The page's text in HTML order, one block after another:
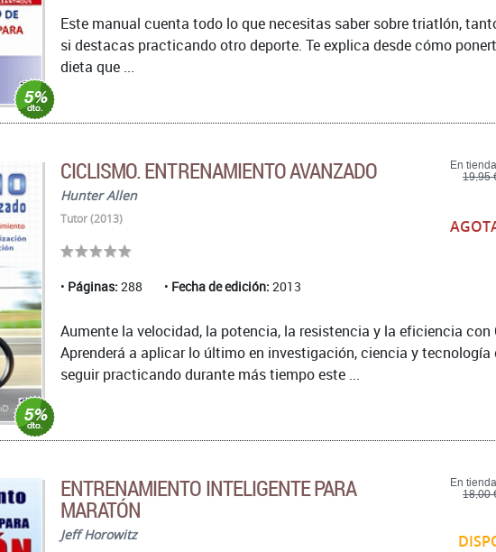
Este manual cuenta todo lo que necesitas saber sobre triatlón,
si destacas practicando otro deporte. Te explica desde cómo
dieta que ...
CICLISMO. ENTRENAMIENTO AVANZADO
Hunter Allen
Tutor (2013)
Páginas: 288 Fecha de edición: 2013
En
19,95
Aumente la velocidad, la potencia, la resistencia y la eficiencia
Aprenderá a aplicar lo último en investigación, ciencia y
seguir practicando durante más tiempo este ...
ENTRENAMIENTO INTELIGENTE PARA
MARATÓN
Jeff Horowitz
En
18,00